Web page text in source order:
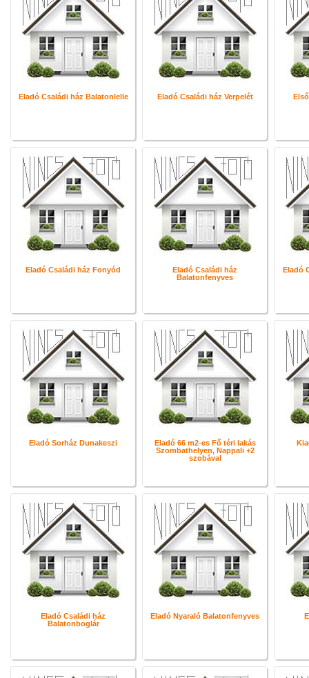
Eladó Családi ház Balatonlelle Eladó Családi ház Verpelét
Eladó Családi ház Fonyód
Eladó Családi ház
Balatonfenyves
Eladó
Eladó Sorház Dunakeszi
Eladó 66 m2-es Fő téri lakás
Szombathelyen, Nappali +2
szobával
Eladó Családi ház
Balatonboglár
Eladó Nyaraló Balatonfenyves